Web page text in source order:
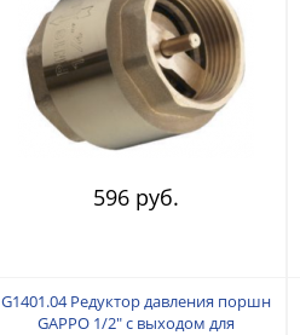
596 руб.
G1401.04 Редуктор давления поршн
GAPPO 1/2" с выходом для